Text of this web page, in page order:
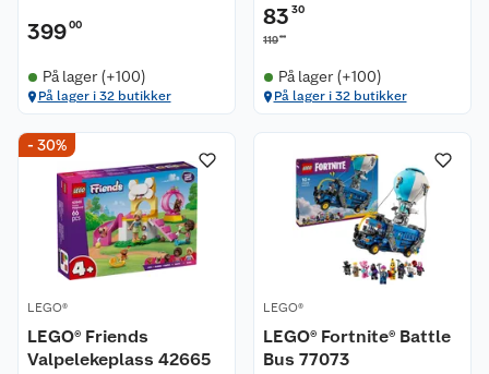
39900
På lager (+100)
På lager i 32 butikker
83 30
11900
På lager (+100)
På lager i 32 butikker
- 30%
LEGO®
LEGO® Friends
Valpelekeplass 42665
LEGO®
LEGO® Fortnite® Battle
Bus 77073